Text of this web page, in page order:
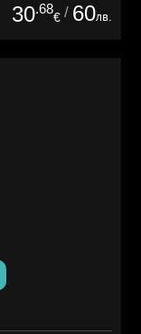
30.68
€ / 60лв.